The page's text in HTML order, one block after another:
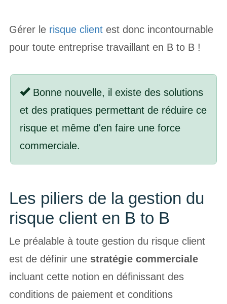
Gérer le risque clientest donc incontournable
pour toute entreprise travaillant en B to B !
Bonne nouvelle, il existe des solutions
et des pratiques permettant de réduire ce
risque et même d'en faire une force
commerciale.
Les piliers de la gestion du
risque client en B to B
Le préalable à toute gestion du risque client
est de définir une stratégie commerciale
incluant cette notion en définissant des
conditions de paiement et conditions